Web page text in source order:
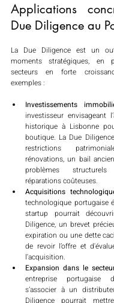
Applications
Due Diligence au
La Due Diligence est un
moments stratégiques, en
secteurs en forte
exemples :
Investissements
investisseur envisageant
historique à Lisbonne
boutique. La Due
restrictions
rénovations, un bail
problèmes
réparations coûteuses.
Acquisitions
technologique portugaise
startup pourrait
Diligence, un brevet
expiration ou une dette
de revoir l’offre et
l'acquisition.
Expansion dans le
entreprise portugaise
s’associer à un
Diligence pourrait